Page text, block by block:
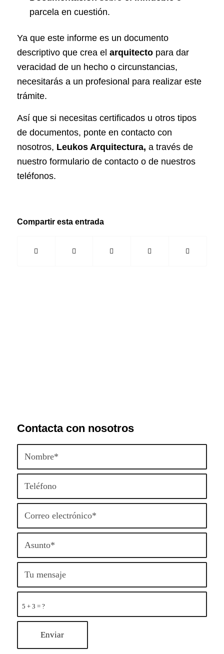
parcela en cuestión.
Ya que este informe es un documento
descriptivoque crea el arquitectopara dar
veracidad de un hecho o circunstancias,
necesitarás a un profesional para realizar este
trámite.
Así que si necesitas certificados u otros tipos
de documentos, ponte en contacto con
nosotros, Leukos Arquitectura, a través de
nuestro formulario de contacto o de nuestros
teléfonos.
Compartir esta entrada
Contacta con nosotros
5 + 3 = ?